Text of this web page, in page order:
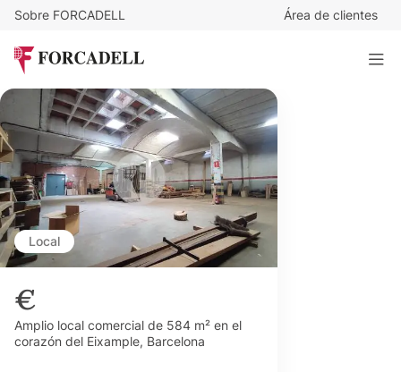
Sobre FORCADELL Área de clientes
Local
€
Amplio local comercial de 584 m² en el
corazón del Eixample, Barcelona